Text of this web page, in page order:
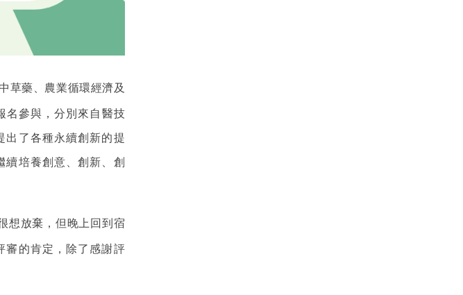
草藥、農業循環經濟及
名參與，分別來自醫技
出了各種永續創新的提
培養創意、創新、創
想放棄，但晚上回到宿
審的肯定，除了感謝評